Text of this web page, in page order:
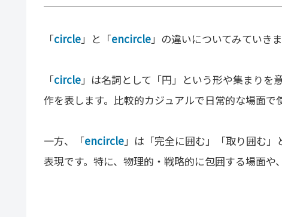
「circle」と「encircle」の違いについてみていきま
「circle」は名詞として「円」という形や集まりを
作を表します。比較的カジュアルで日常的な場面で
一方、「encircle」は「完全に囲む」「取り囲む
表現です。特に、物理的・戦略的に包囲する場面や